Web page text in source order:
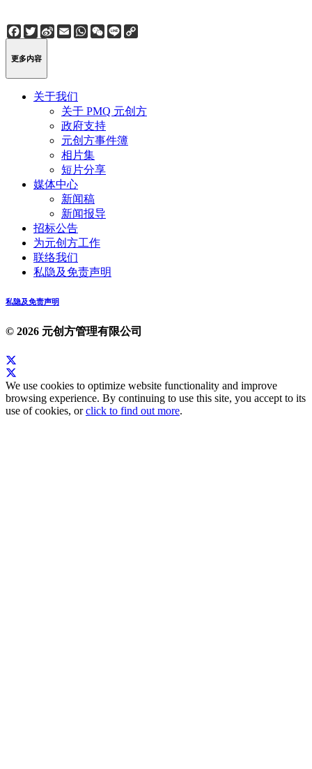
Facebook
Twitter
Sina
Weibo
EmailWhatsApp
WeChat
Line
更多内容
关于我们
关于 PMQ 元创方
政府支持
元创方事件簿
相片集
短片分享
媒体中心
新闻稿
新闻报导
招标公告
为元创方工作
联络我们
私隐及免责声明
私隐及免责声明
© 2026 元创方管理有限公司
We use cookies to optimize website functionality and improve
browsing experience. By continuing to use this site, you accept to its
use of cookies, orclick to find out more.